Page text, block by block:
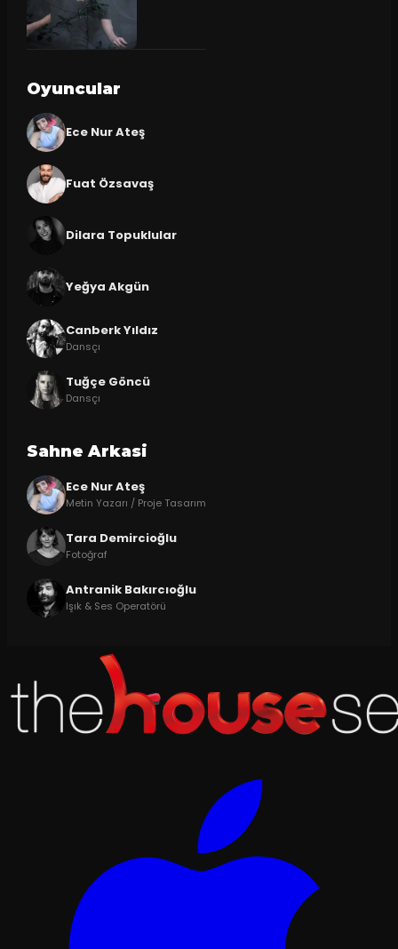
Oyuncular
Ece Nur Ateş
Fuat Özsavaş
Dilara Topuklular
Yeğya Akgün
Canberk Yıldız
Dansçı
Tuğçe Göncü
Dansçı
Sahne Arkasi
Ece Nur Ateş
Metin Yazarı / Proje Tasarım
Tara Demircioğlu
Fotoğraf
Antranik Bakırcıoğlu
Işık & Ses Operatörü